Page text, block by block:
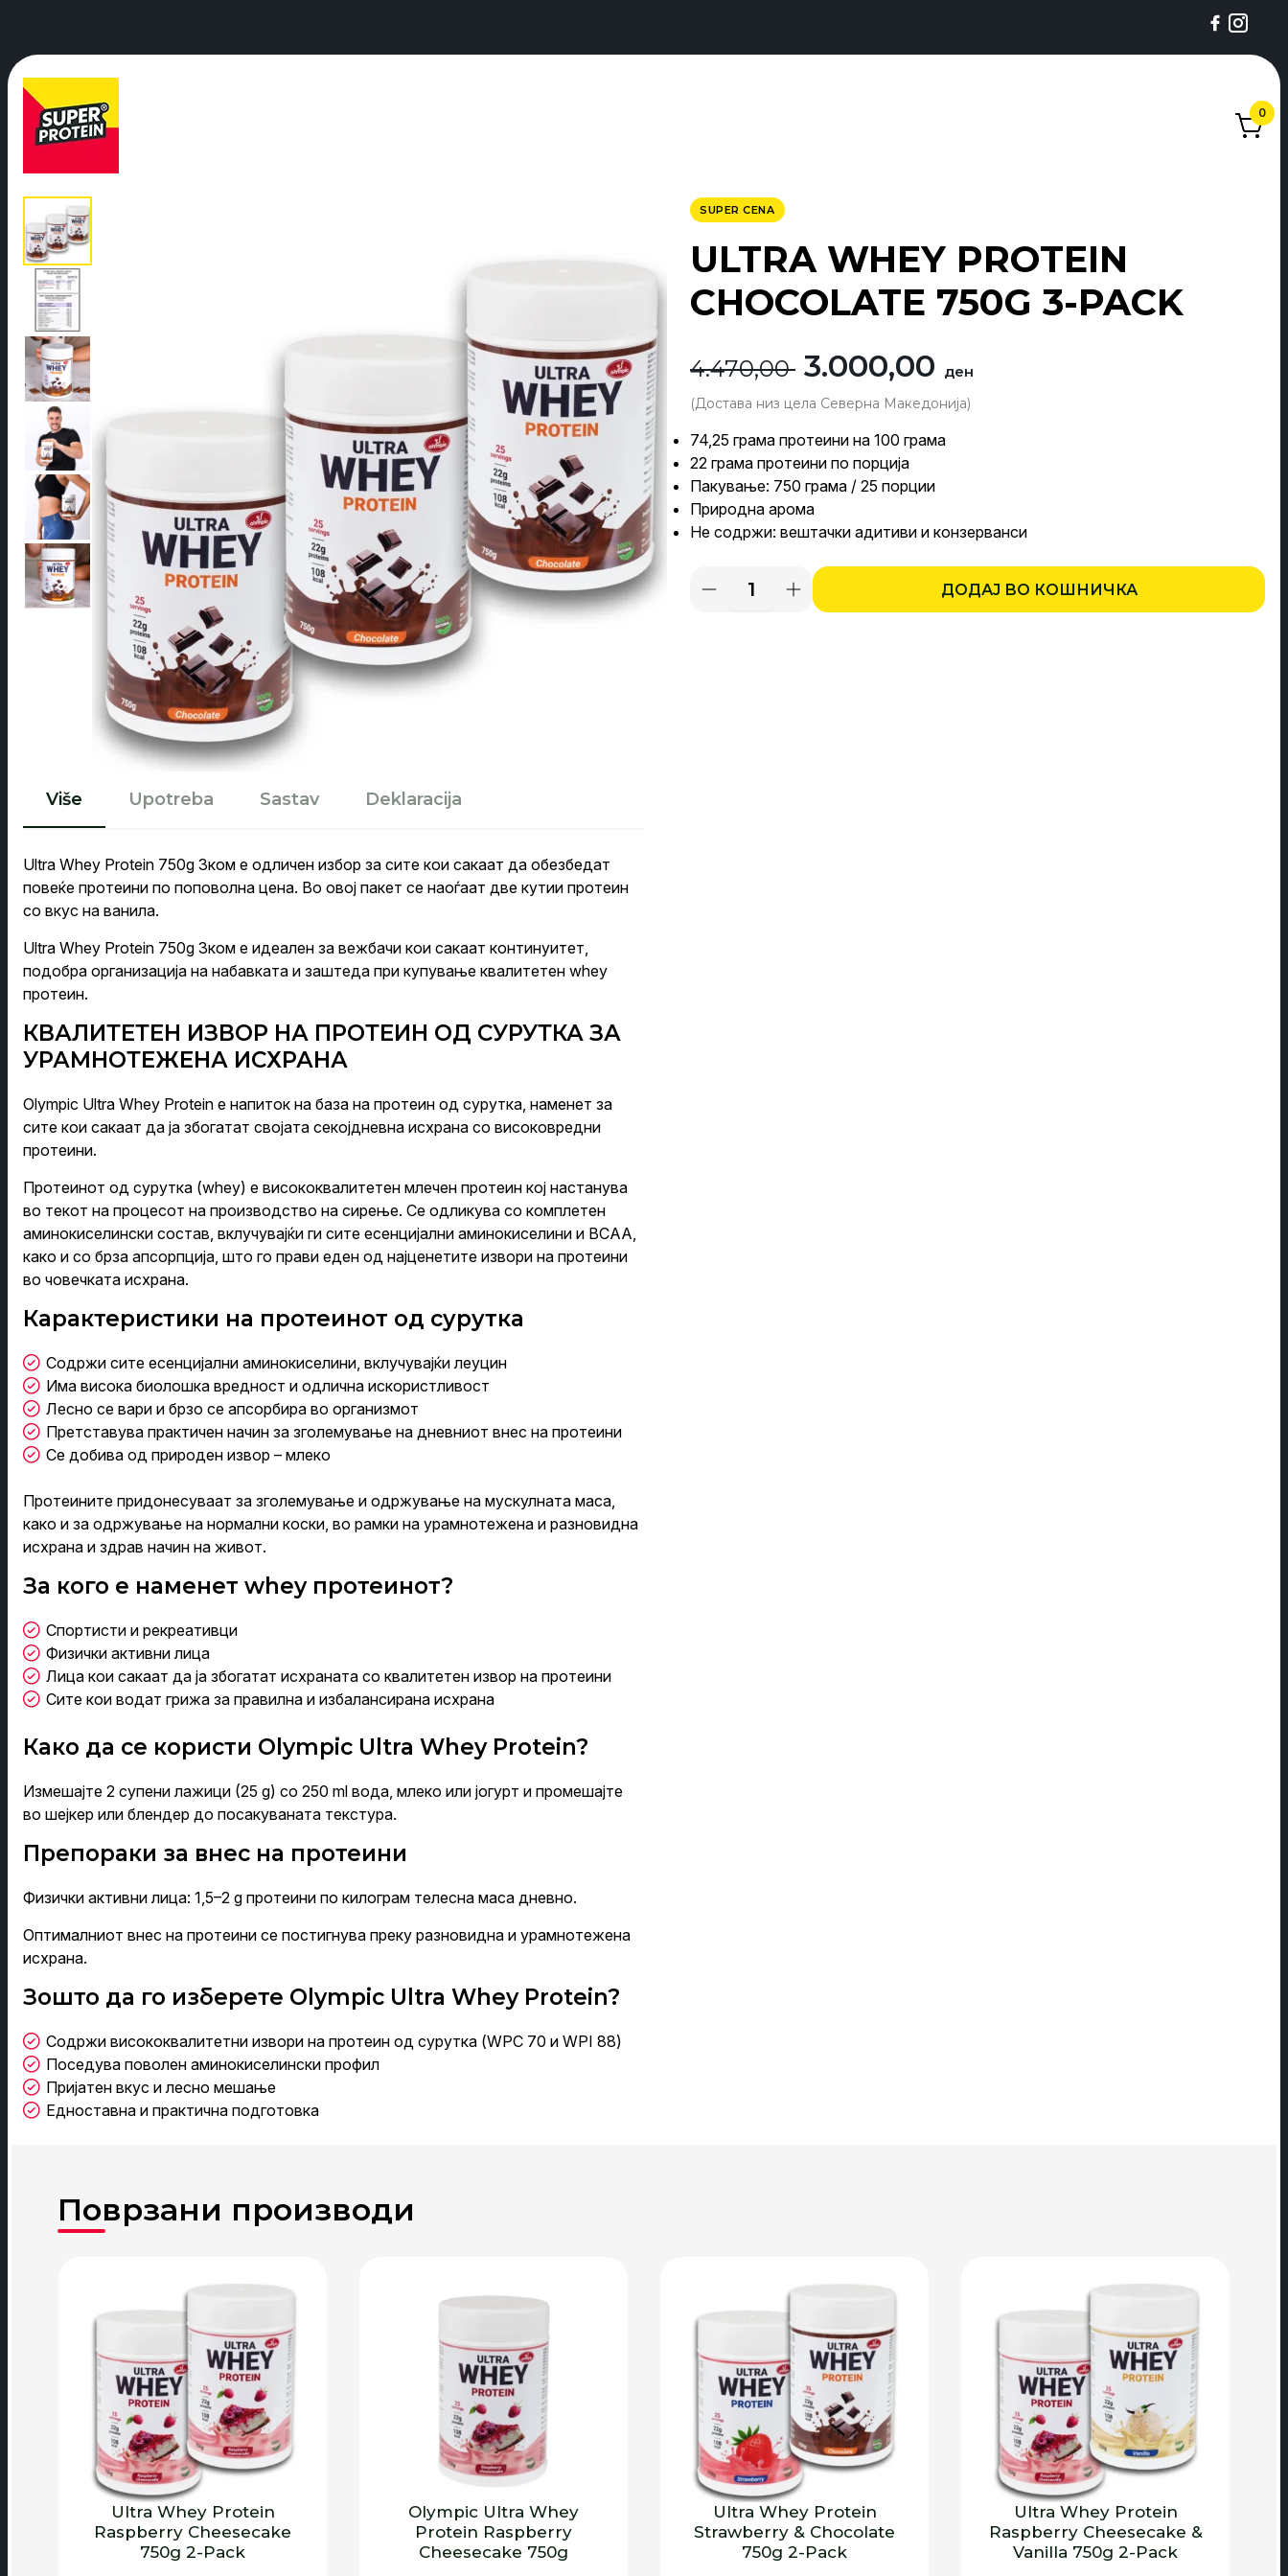
0
SUPER CENA
ULTRA WHEY PROTEIN
CHOCOLATE 750G 3-PACK
4.470,00 Originalna
cena
je
bila:
4.470,00 ден.
3.000,00 ден
74,25 грама протеини на 100 грама
22 грама протеини по порција
Пакување: 750 грама / 25 порции
Природна арома
Не содржи: вештачки адитиви и конзерванси
Ultra
ДОДАЈ ВО КОШНИЧКА
Više Upotreba Sastav Deklaracija
Ultra Whey Protein 750g 3ком е одличен избор за сите кои сакаат да обезбедат
повеќе протеини по поповолна цена. Во овој пакет се наоѓаат две кутии протеин
со вкус на ванила.
Ultra Whey Protein 750g 3ком е идеален за вежбачи кои сакаат континуитет,
подобра организација на набавката и заштеда при купување квалитетен whey
протеин.
КВАЛИТЕТЕН ИЗВОР НА ПРОТЕИН ОД СУРУТКА ЗА
УРАМНОТЕЖЕНА ИСХРАНА
Olympic Ultra Whey Protein е напиток на база на протеин од сурутка, наменет за
сите кои сакаат да ја збогатат својата секојдневна исхрана со високовредни
протеини.
Протеинот од сурутка (whey) е висококвалитетен млечен протеин кој настанува
во текот на процесот на производство на сирење. Се одликува со комплетен
аминокиселински состав, вклучувајќи ги сите есенцијални аминокиселини и BCAA,
како и со брза апсорпција, што го прави еден од најценетите извори на протеини
во човечката исхрана.
Карактеристики на протеинот од сурутка
Содржи сите есенцијални аминокиселини, вклучувајќи леуцин
Има висока биолошка вредност и одлична искористливост
Лесно се вари и брзо се апсорбира во организмот
Претставува практичен начин за зголемување на дневниот внес на протеини
Се добива од природен извор – млеко
Протеините придонесуваат за зголемување и одржување на мускулната маса,
како и за одржување на нормални коски, во рамки на урамнотежена и разновидна
исхрана и здрав начин на живот.
За кого е наменет whey протеинот?
Спортисти и рекреативци
Физички активни лица
Лица кои сакаат да ја збогатат исхраната со квалитетен извор на протеини
Сите кои водат грижа за правилна и избалансирана исхрана
Како да се користи Olympic Ultra Whey Protein?
Измешајте 2 супени лажици (25 g) со 250 ml вода, млеко или јогурт и промешајте
во шејкер или блендер до посакуваната текстура.
Препораки за внес на протеини
Физички активни лица: 1,5–2 g протеини по килограм телесна маса дневно.
Оптималниот внес на протеини се постигнува преку разновидна и урамнотежена
исхрана.
Зошто да го изберете Olympic Ultra Whey Protein?
Содржи висококвалитетни извори на протеин од сурутка (WPC 70 и WPI 88)
Поседува поволен аминокиселински профил
Пријатен вкус и лесно мешање
Едноставна и практична подготовка
Ultra Whey Protein
Raspberry Cheesecake
750g 2-Pack
Olympic Ultra Whey
Protein Raspberry
Cheesecake 750g
Ultra Whey Protein
Strawberry & Chocolate
750g 2-Pack
Ultra Whey Protein
Raspberry Cheesecake &
Vanilla 750g 2-Pack